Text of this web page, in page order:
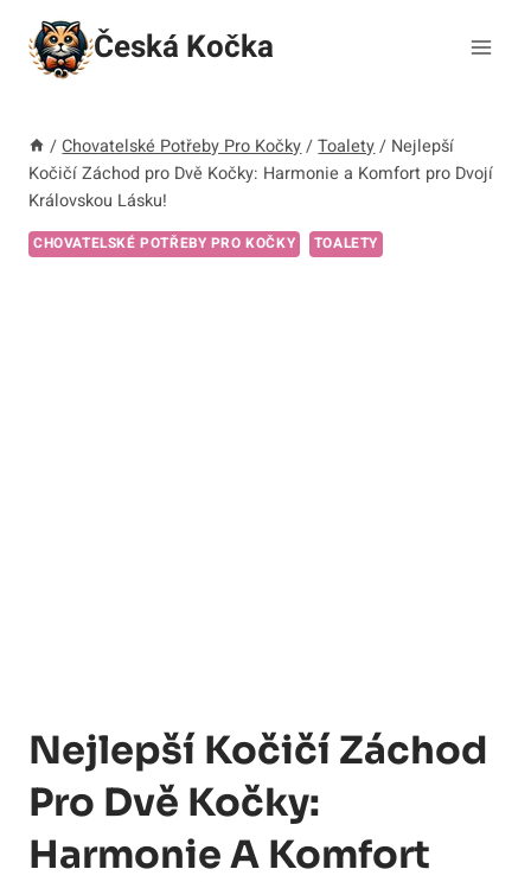
Přeskočit
obsah
Česká Kočka
/ Chovatelské Potřeby Pro Kočky / Toalety / Nejlepší
Kočičí Záchod pro Dvě Kočky: Harmonie a Komfort pro Dvojí
Královskou Lásku!
CHOVATELSKÉ POTŘEBY PRO KOČKY TOALETY
Nejlepší Kočičí Záchod
Pro Dvě Kočky:
Harmonie A Komfort